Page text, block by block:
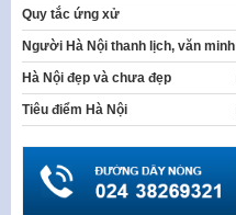
Quy tắc ứng xử
Người Hà Nội thanh lịch, văn minh
Hà Nội đẹp và chưa đẹp
Tiêu điểm Hà Nội